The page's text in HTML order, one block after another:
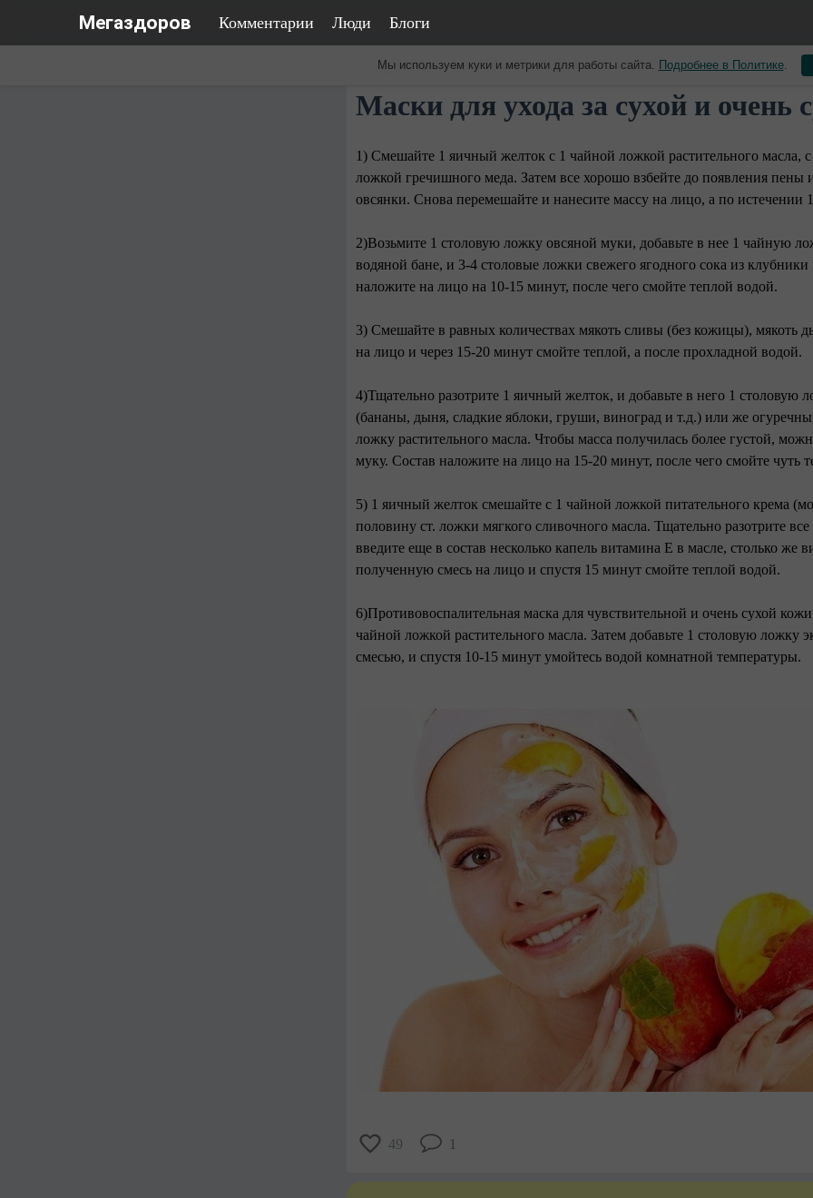
Мегаздоров Комментарии Люди Блоги
Мы используем куки и метрики для работы сайта. Подробнее в Политике.
Новые материалы от 08 августа
Маски для ухода за сухой и очень
1) Смешайте 1 яичный желток с 1 чайной ложкой растительного масла,
ложкой гречишного меда. Затем все хорошо взбейте до появления
овсянки. Снова перемешайте и нанесите массу на лицо, а по истечении
2)Возьмите 1 столовую ложку овсяной муки, добавьте в нее 1 чайную
водяной бане, и 3-4 столовые ложки свежего ягодного сока из
наложите на лицо на 10-15 минут, после чего смойте теплой водой.
3) Смешайте в равных количествах мякоть сливы (без кожицы), мякоть
на лицо и через 15-20 минут смойте теплой, а после прохладной водой.
4)Тщательно разотрите 1 яичный желток, и добавьте в него 1 столовую
(бананы, дыня, сладкие яблоки, груши, виноград и т.д.) или же
ложку растительного масла. Чтобы масса получилась более густой,
муку. Состав наложите на лицо на 15-20 минут, после чего смойте чуть
5) 1 яичный желток смешайте с 1 чайной ложкой питательного крема
половину ст. ложки мягкого сливочного масла. Тщательно разотрите
введите еще в состав несколько капель витамина Е в масле, столько
полученную смесь на лицо и спустя 15 минут смойте теплой водой.
6)Противовоспалительная маска для чувствительной и очень сухой
чайной ложкой растительного масла. Затем добавьте 1 столовую
смесью, и спустя 10-15 минут умойтесь водой комнатной температуры.
49 1